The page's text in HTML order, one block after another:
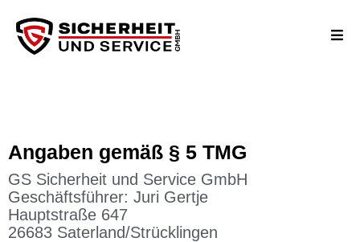
Angaben gemäß § 5 TMG
GS Sicherheit und Service GmbH
Geschäftsführer: Juri Gertje
Hauptstraße 647
26683 Saterland/Strücklingen